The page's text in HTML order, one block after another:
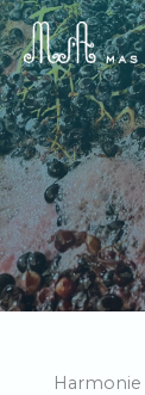
Aller
au
contenu
Harmonie